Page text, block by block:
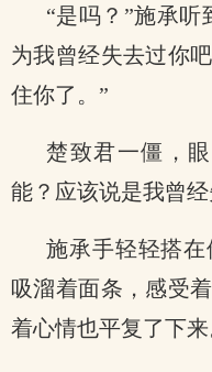
“是吗？”施承听
为我曾经失去过你
住你了。”
楚致君一僵，
能？应该说是我曾
施承手轻轻搭
吸溜着面条，感受
着心情也平复了下来